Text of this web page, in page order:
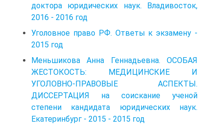
доктора юридических наук. Владивосток,
2016 - 2016 год
Уголовное право РФ. Ответы к экзамену -
2015 год
Меньшикова Анна Геннадьевна. ОСОБАЯ
ЖЕСТОКОСТЬ: МЕДИЦИНСКИЕ И
УГОЛОВНО-ПРАВОВЫЕ АСПЕКТЫ.
ДИССЕРТАЦИЯ на соискание ученой
степени кандидата юридических наук.
Екатеринбург - 2015 - 2015 год